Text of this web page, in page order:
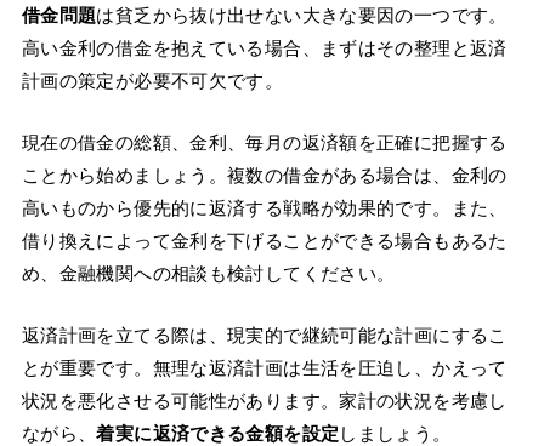
借金問題は貧乏から抜け出せない大きな要因の一つです。
高い金利の借金を抱えている場合、まずはその整理と返済
計画の策定が必要不可欠です。
現在の借金の総額、金利、毎月の返済額を正確に把握する
ことから始めましょう。複数の借金がある場合は、金利の
高いものから優先的に返済する戦略が効果的です。また、
借り換えによって金利を下げることができる場合もあるた
め、金融機関への相談も検討してください。
返済計画を立てる際は、現実的で継続可能な計画にするこ
とが重要です。無理な返済計画は生活を圧迫し、かえって
状況を悪化させる可能性があります。家計の状況を考慮し
ながら、着実に返済できる金額を設定 しましょう。